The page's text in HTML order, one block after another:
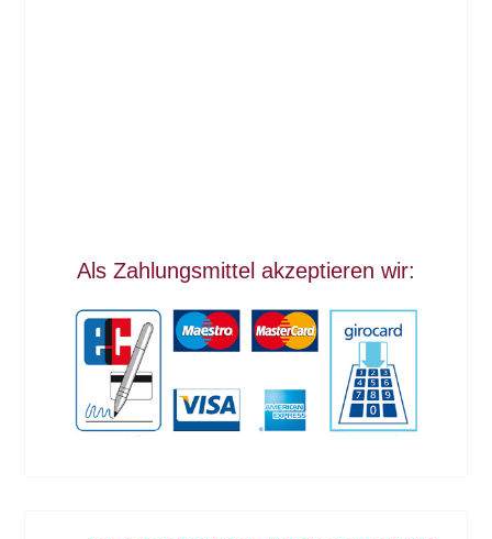
Als Zahlungsmittel akzeptieren wir: